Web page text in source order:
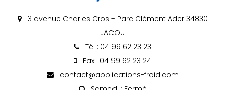
3 avenue Charles Cros - Parc Clément Ader 34830
JACOU
Tél : 04 99 62 23 23
Fax : 04 99 62 23 24
contact@applications-froid.com